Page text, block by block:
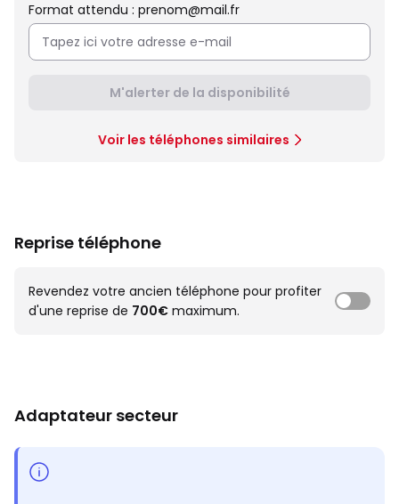
Format attendu : prenom@mail.fr
M'alerter de la disponibilité
Voir les téléphones similaires
Reprise téléphone
Revendez votre ancien téléphone pour profiter
d'une reprise de 700€ maximum.
Adaptateur secteur